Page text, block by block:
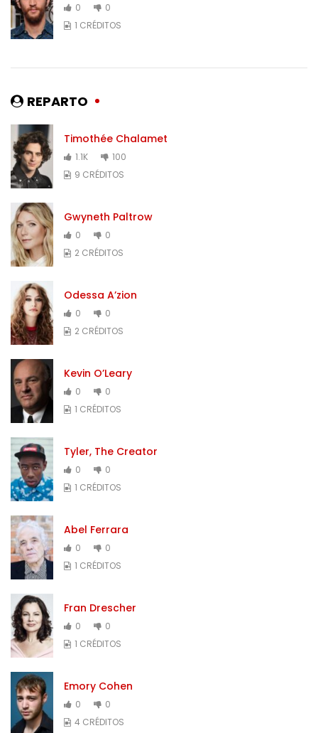
0
0
1 CRÉDITOS
REPARTO
Timothée Chalamet
1.1K
100
9 CRÉDITOS
Gwyneth Paltrow
0
0
2 CRÉDITOS
Odessa A’zion
0
0
2 CRÉDITOS
Kevin O’Leary
0
0
1 CRÉDITOS
Tyler, The Creator
0
0
1 CRÉDITOS
Abel Ferrara
0
0
1 CRÉDITOS
Fran Drescher
0
0
1 CRÉDITOS
Emory Cohen
0
0
4 CRÉDITOS